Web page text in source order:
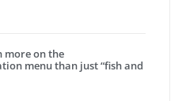
more on the
menu than just “fish and